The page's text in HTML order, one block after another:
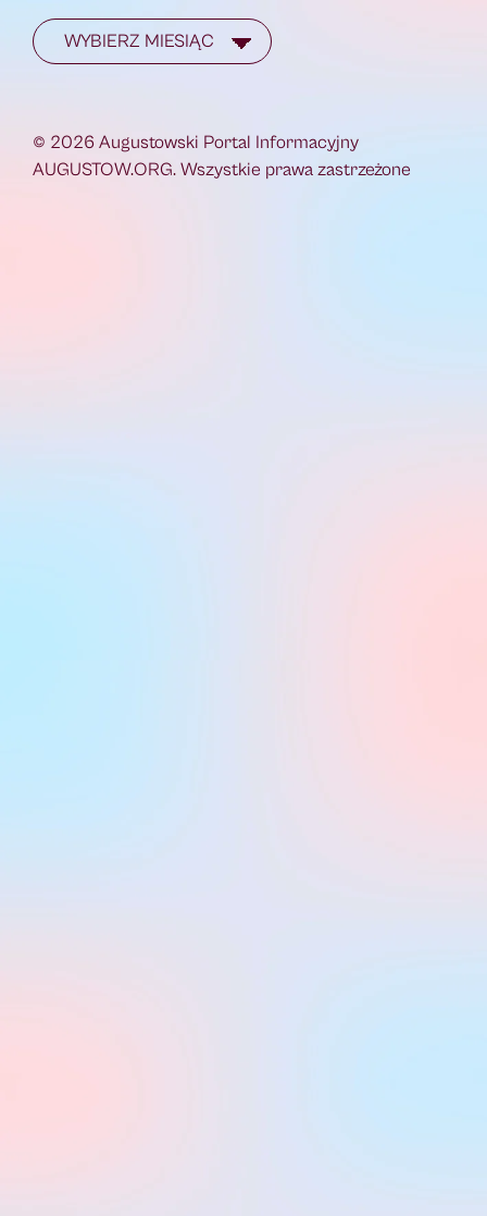
© 2026 Augustowski Portal Informacyjny
AUGUSTOW.ORG. Wszystkie prawa zastrzeżone